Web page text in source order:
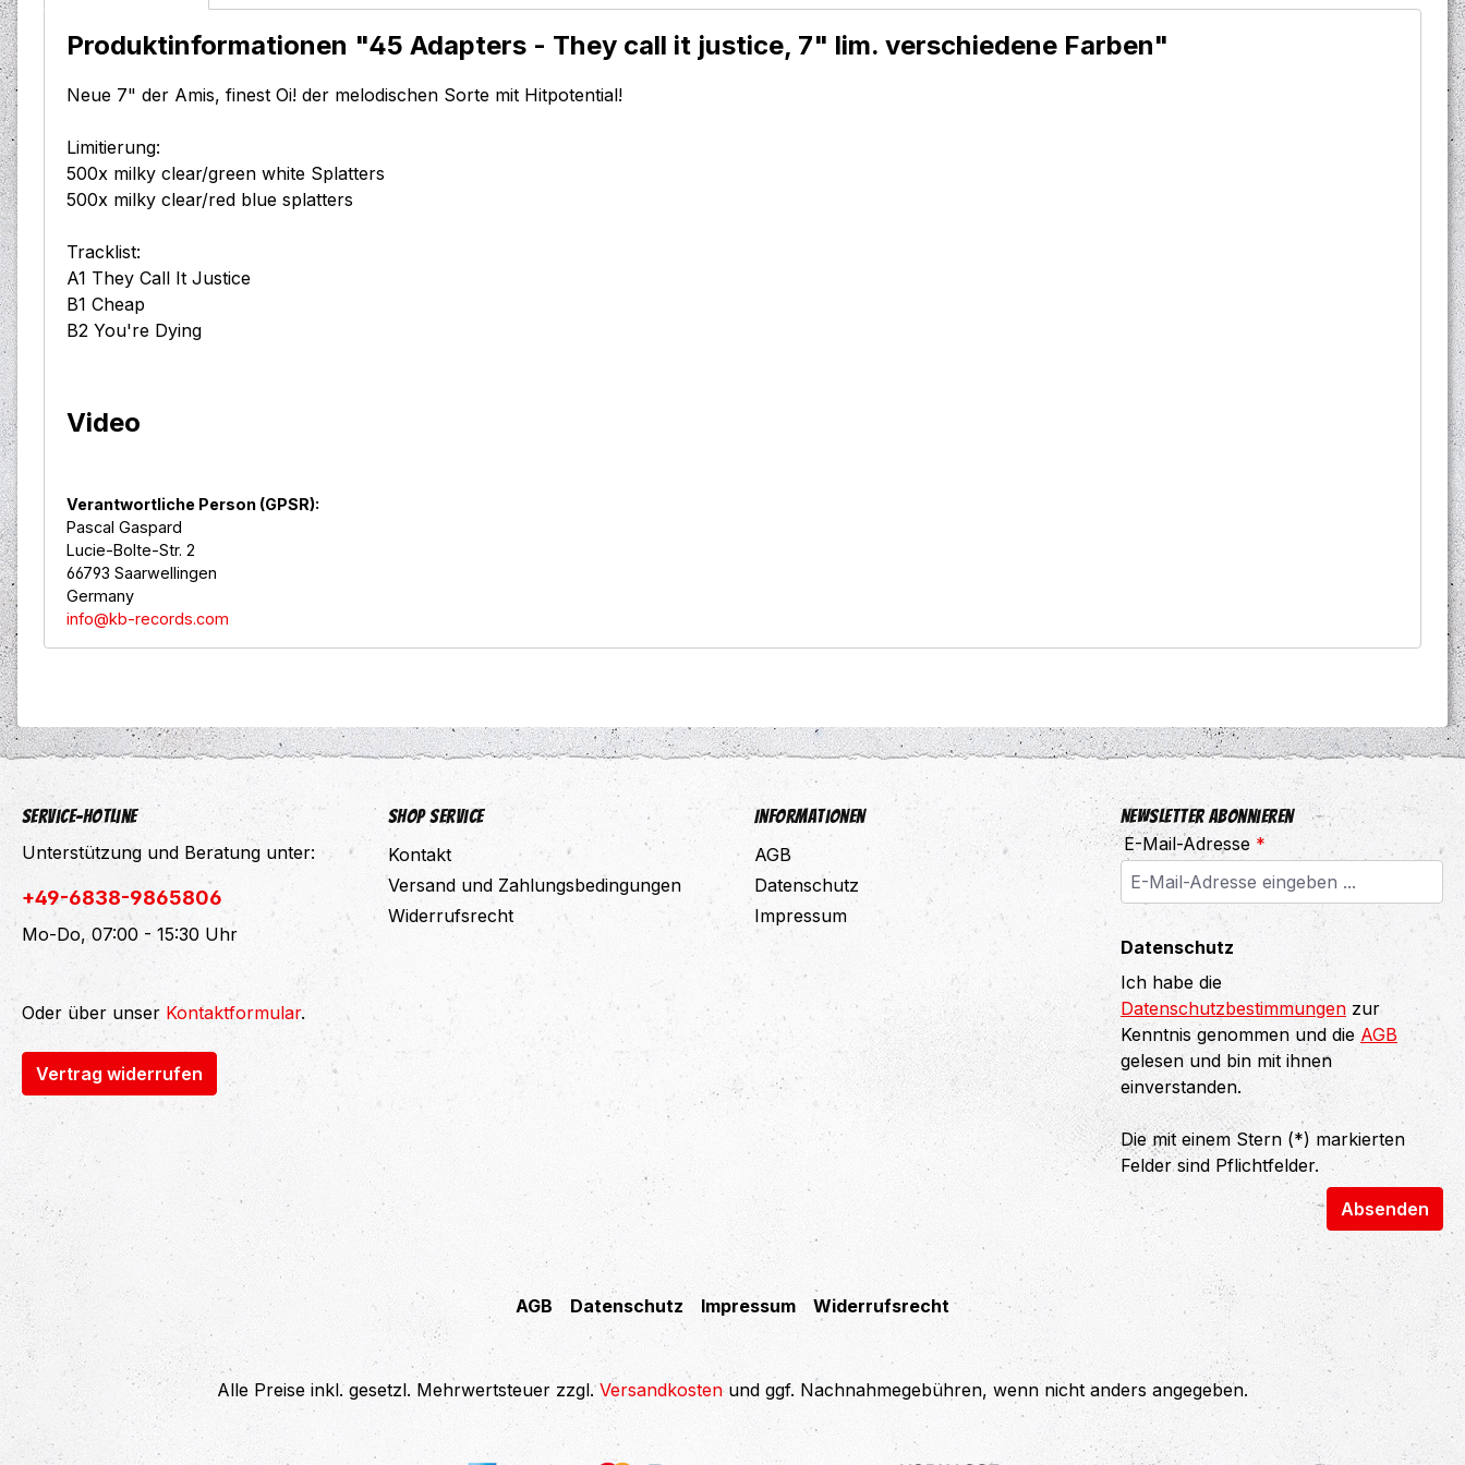
Produktinformationen "45 Adapters - They call it justice, 7" lim. verschiedene Farben"
Neue 7" der Amis, finest Oi! der melodischen Sorte mit Hitpotential!
Limitierung:
500x milky clear/green white Splatters
500x milky clear/red blue splatters
Tracklist:
A1 They Call It Justice
B1 Cheap
B2 You're Dying
Video
Verantwortliche Person (GPSR):
Pascal Gaspard
Lucie-Bolte-Str. 2
66793 Saarwellingen
Germany
info@kb-records.com
Service-Hotline
Unterstützung und Beratung unter:
+49-6838-9865806
Mo-Do, 07:00 - 15:30 Uhr
Oder über unser Kontaktformular.
Vertrag widerrufen
Shop Service
Kontakt
Versand und Zahlungsbedingungen
Widerrufsrecht
Informationen
AGB
Datenschutz
Impressum
Newsletter abonnieren
E-Mail-Adresse *
Datenschutz
Ich habe die
Datenschutzbestimmungen zur
Kenntnis genommen und die AGB
gelesen und bin mit ihnen
einverstanden.
Die mit einem Stern (*) markierten
Felder sind Pflichtfelder.
Absenden
AGB Datenschutz Impressum Widerrufsrecht
Alle Preise inkl. gesetzl. Mehrwertsteuer zzgl.Versandkostenund ggf. Nachnahmegebühren, wenn nicht anders angegeben.